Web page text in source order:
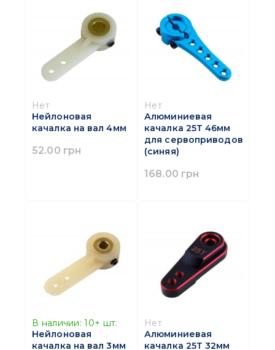
Нет
Нейлоновая
качалка на вал 4мм
52.00 грн
Нет
Алюминиевая
качалка 25Т 46мм
для сервоприводов
(синяя)
168.00 грн
В наличии: 10+ шт.
Нейлоновая
качалка на вал 3мм
Нет
Алюминиевая
качалка 25Т 32мм